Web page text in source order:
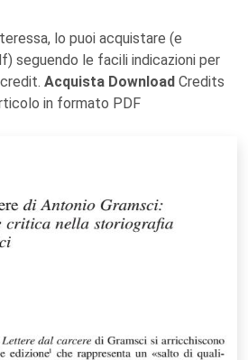
lo puoi acquistare (e
seguendo le facili indicazioni per
Acquista Download Credits
in formato PDF